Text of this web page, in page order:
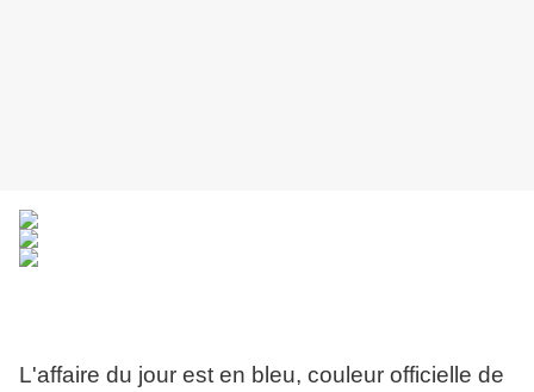
L'affaire du jour est en bleu, couleur officielle de